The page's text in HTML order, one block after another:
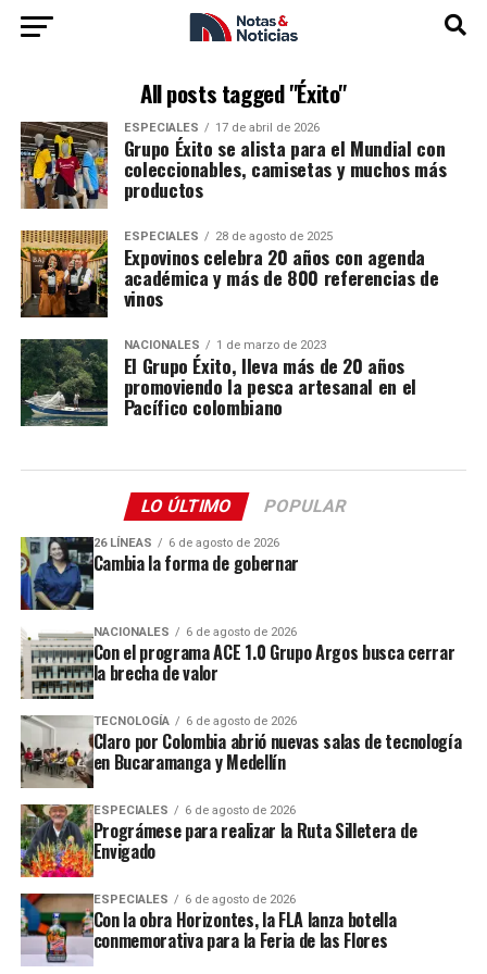
All posts tagged "Éxito"
ESPECIALES 17 de abril de 2026
Grupo Éxito se alista para el Mundial con
coleccionables, camisetas y muchos más
productos
ESPECIALES 28 de agosto de 2025
Expovinos celebra 20 años con agenda
académica y más de 800 referencias de
vinos
NACIONALES 1 de marzo de 2023
El Grupo Éxito, lleva más de 20 años
promoviendo la pesca artesanal en el
Pacífico colombiano
LO ÚLTIMO POPULAR
26 LÍNEAS 6 de agosto de 2026
Cambia la forma de gobernar
NACIONALES 6 de agosto de 2026
Con el programa ACE 1.0 Grupo Argos busca cerrar
la brecha de valor
TECNOLOGÍA 6 de agosto de 2026
Claro por Colombia abrió nuevas salas de tecnología
en Bucaramanga y Medellín
ESPECIALES 6 de agosto de 2026
Prográmese para realizar la Ruta Silletera de
Envigado
ESPECIALES 6 de agosto de 2026
Con la obra Horizontes, la FLA lanza botella
conmemorativa para la Feria de las Flores